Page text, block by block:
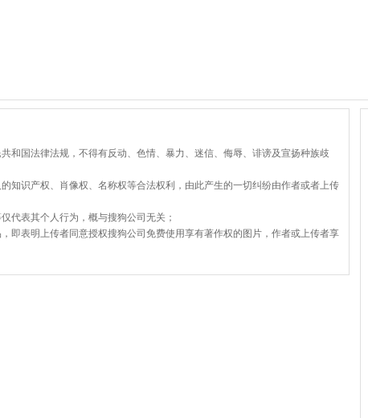
和国法律法规，不得有反动、色情、暴力、迷信、侮辱、诽谤及宣扬种族歧
知识产权、肖像权、名称权等合法权利，由此产生的一切纠纷由作者或者上传
代表其个人行为，概与搜狗公司无关；
即表明上传者同意授权搜狗公司免费使用享有著作权的图片，作者或上传者享